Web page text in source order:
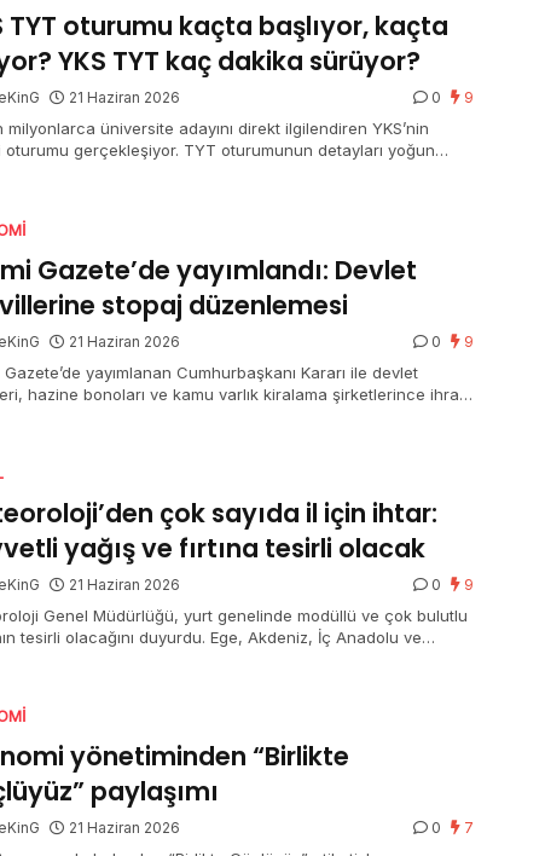
TYT oturumu kaçta başlıyor, kaçta
YKS TYT kaç dakika sürüyor?
21 Haziran 2026 0 9
milyonlarca üniversite adayını direkt ilgilendiren YKS’nin
oturumu gerçekleşiyor. TYT oturumunun detayları yoğun
sorusuna yanıt arıyor.
Gazete’de yayımlandı: Devlet
stopaj düzenlemesi
21 Haziran 2026 0 9
Gazete’de yayımlanan Cumhurbaşkanı Kararı ile devlet
hazine bonoları ve kamu varlık kiralama şirketlerince ihraç
çok sayıda il için ihtar:
yağış ve fırtına tesirli olacak
21 Haziran 2026 0 9
Genel Müdürlüğü, yurt genelinde modüllü ve çok bulutlu
tesirli olacağını duyurdu. Ege, Akdeniz, İç Anadolu ve
iç kesitleri için kuvvetli yağış uyarısı yapıldı. Doğu
güneydoğusu ile Güneydoğu Anadolu’nun doğusunda
taşınımı görülecek.
yönetiminden “Birlikte
paylaşımı
21 Haziran 2026 0 7